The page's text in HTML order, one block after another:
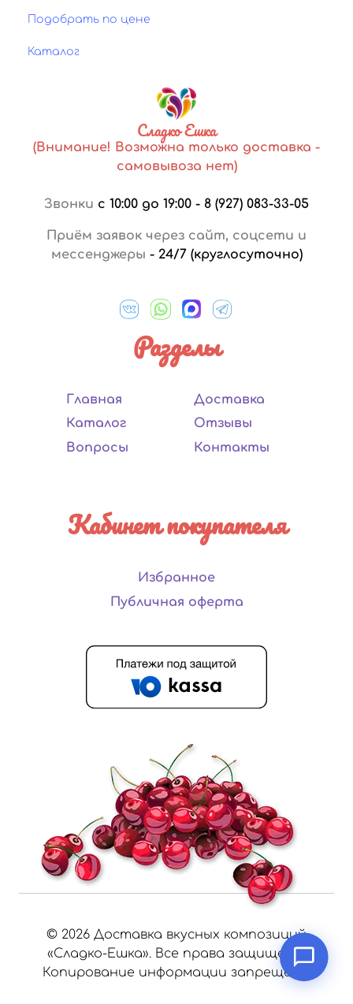
Подобрать по цене
Каталог
Сладко Ешка
(Внимание! Возможна только доставка -
самовывоза нет)
Звонки с 10:00 до 19:00 - 8 (927) 083-33-05
Приём заявок через сайт, соцсети и
мессенджеры - 24/7 (круглосуточно)
Разделы
Главная
Каталог
Вопросы
Доставка
Отзывы
Контакты
Кабинет покупателя
Избранное
Публичная оферта
© 2026 Доставка вкусных композиций
«Сладко-Ешка». Все права защищены.
Копирование информации запрещено.